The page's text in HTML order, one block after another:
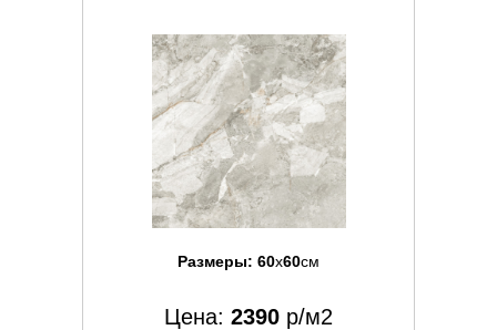
Размеры: 60x60см
Цена: 2390 р/м2